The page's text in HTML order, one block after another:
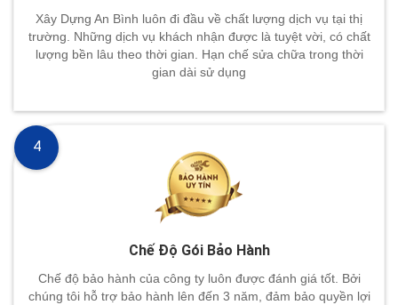
Xây Dựng An Bình luôn đi đầu về chất lượng dịch vụ tại thị
trường. Những dịch vụ khách nhận được là tuyệt vời, có chất
lượng bền lâu theo thời gian. Hạn chế sửa chữa trong thời
gian dài sử dụng
Chế Độ Gói Bảo Hành
Chế độ bảo hành của công ty luôn được đánh giá tốt. Bởi
chúng tôi hỗ trợ bảo hành lên đến 3 năm, đảm bảo quyền lợi
4